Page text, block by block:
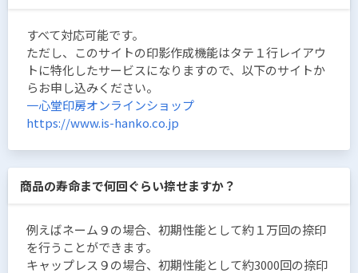
すべて対応可能です。
ただし、このサイトの印影作成機能はタテ１行レイアウ
トに特化したサービスになりますので、以下のサイトか
らお申し込みください。
一心堂印房オンラインショップ
https://www.is-hanko.co.jp
商品の寿命まで何回ぐらい捺せますか？
例えばネーム９の場合、初期性能として約１万回の捺印
を行うことができます。
キャップレス９の場合、初期性能として約3000回の捺印